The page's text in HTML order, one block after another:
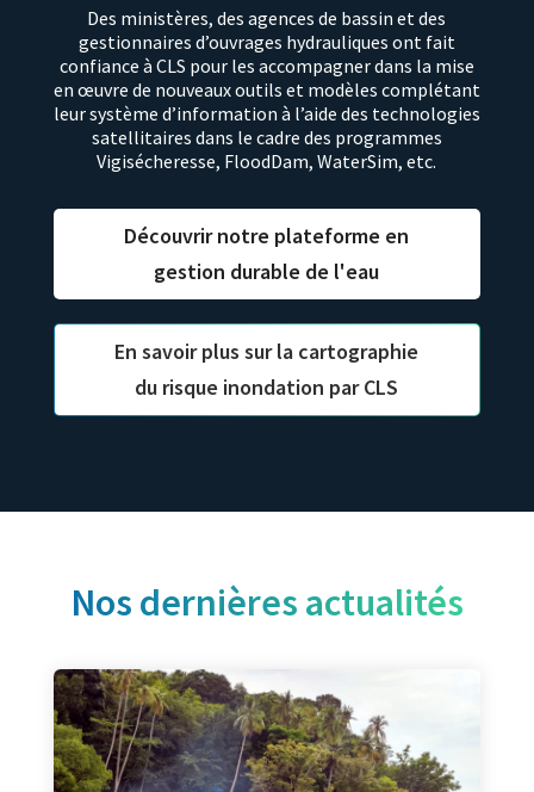
Des ministères, des agences de bassin et des
gestionnaires d’ouvrages hydrauliques ont fait
confiance à CLS pour les accompagner dans la mise
en œuvre de nouveaux outils et modèles complétant
leur système d’information à l’aide des technologies
satellitaires dans le cadre des programmes
Vigisécheresse, FloodDam, WaterSim, etc.
Découvrir notre plateforme en
gestion durable de l'eau
En savoir plus sur la cartographie
du risque inondation par CLS
Nos dernières actualités